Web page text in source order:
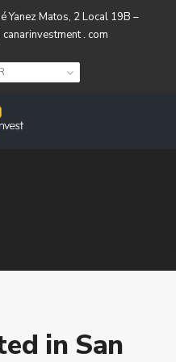
Yanez Matos, 2 Local 19B –
canarinvestment . com
in San